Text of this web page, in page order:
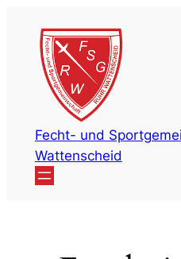
Inhalt
springen
Fecht- und
Wattenscheid